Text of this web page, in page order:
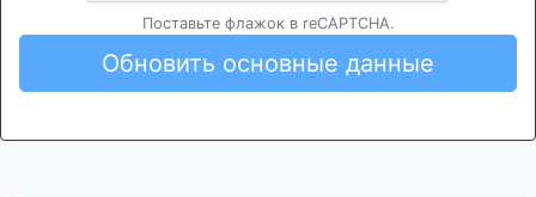
Поставьте флажок в reCAPTCHA.
Обновить основные данные